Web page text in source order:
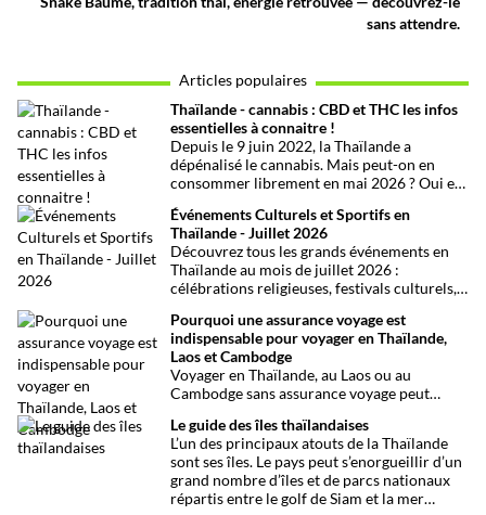
sans attendre.
Articles populaires
Thaïlande - cannabis : CBD et THC les infos
essentielles à connaitre !
Depuis le 9 juin 2022, la Thaïlande a
dépénalisé le cannabis. Mais peut-on en
consommer librement en mai 2026 ? Oui et
confusions qui peuvent avoir de grosses
conséquences ! Explications.
Événements Culturels et Sportifs en
Thaïlande - Juillet 2026
Découvrez tous les grands événements en
Thaïlande au mois de juillet 2026 :
célébrations religieuses, festivals culturels,
et fêtes locales. Une sélection
chronologique complète pour ne rien
manquer !
Pourquoi une assurance voyage est
indispensable pour voyager en Thaïlande,
Laos et Cambodge
Voyager en Thaïlande, au Laos ou au
Cambodge sans assurance voyage peut
maladies ou perte de bagages sont des
imprévus fréquents en Asie du Sud-Est.
Découvrez pourquoi une assurance voyage
est essentielle pour garantir votre sécurité
et votre sérénité.
Le guide des îles thaïlandaises
L’un des principaux atouts de la Thaïlande
sont ses îles. Le pays peut s’enorgueillir d’un
grand nombre d’îles et de parcs nationaux
répartis entre le golf de Siam et la mer